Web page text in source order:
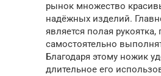
рынок множество
надёжных изделий.
является полая
самостоятельно
Благодаря этому ножик
длительное его